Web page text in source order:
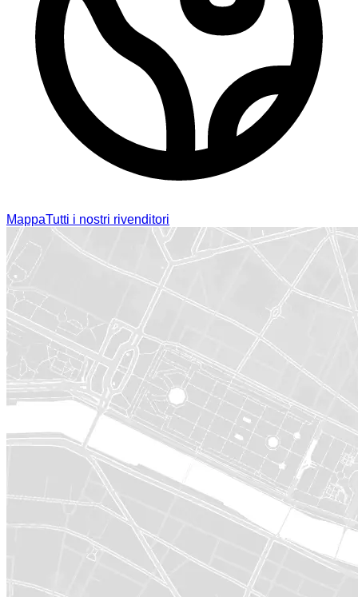
MappaTutti i nostri rivenditori